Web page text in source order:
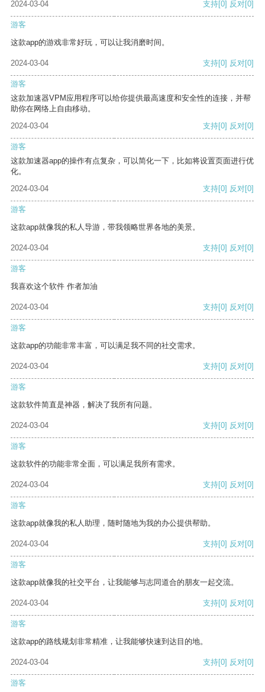
2024-03-04 支持[0] 反对[0]
游客
这款app的游戏非常好玩，可以让我消磨时间。
2024-03-04 支持[0] 反对[0]
游客
这款加速器VPM应用程序可以给你提供最高速度和安全性的连接，并帮
助你在网络上自由移动。
2024-03-04
支持[0] 反对[0]
游客
这款加速器app的操作有点复杂，可以简化一下，比如将设置页面进行优
化。
2024-03-04
支持[0] 反对[0]
游客
这款app就像我的私人导游，带我领略世界各地的美景。
2024-03-04 支持[0] 反对[0]
游客
我喜欢这个软件 作者加油
2024-03-04 支持[0] 反对[0]
游客
这款app的功能非常丰富，可以满足我不同的社交需求。
2024-03-04 支持[0] 反对[0]
游客
这款软件简直是神器，解决了我所有问题。
2024-03-04 支持[0] 反对[0]
游客
这款软件的功能非常全面，可以满足我所有需求。
2024-03-04 支持[0] 反对[0]
游客
这款app就像我的私人助理，随时随地为我的办公提供帮助。
2024-03-04 支持[0] 反对[0]
游客
这款app就像我的社交平台，让我能够与志同道合的朋友一起交流。
2024-03-04 支持[0] 反对[0]
游客
这款app的路线规划非常精准，让我能够快速到达目的地。
2024-03-04 支持[0] 反对[0]
游客